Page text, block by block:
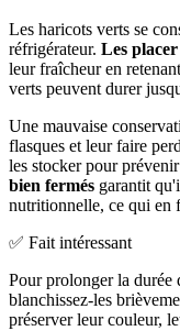
Les haricots verts se
réfrigérateur. Les
leur fraîcheur en
verts peuvent durer
Une mauvaise
flasques et leur faire
les stocker pour
bien fermés garantit
nutritionnelle, ce qui en
✅ Fait intéressant
Pour prolonger la durée
blanchissez-les
préserver leur couleur,